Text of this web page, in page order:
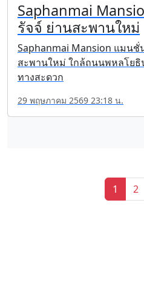
Saphanmai
รัจจ์ ย่านสะพานใหม่
Saphanmai Mansion แมนชั่
สะพานใหม่ ใกล้ถนนพหลโยธิ
ทางสะดวก
29 พฤษภาคม 2569 23:18 น.
1 2